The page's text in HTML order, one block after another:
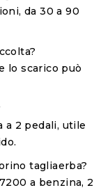
, da30 a 90
lo scarico può
a 2 pedali, utile
tagliaerba?
a benzina, 2